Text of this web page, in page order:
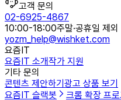
고객 문의
02-6925-4867
10:00-18:00주말·공휴일 제외
yozm_help@wishket.com
요즘IT
요즘IT 소개작가 지원
기타 문의
콘텐츠 제안하기 광고 상품 보기
요즘IT 슬랙봇
크롬 확장 프로